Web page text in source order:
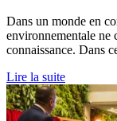
Dans un monde en
environnementale ne
connaissance. Dans
Lire la suite